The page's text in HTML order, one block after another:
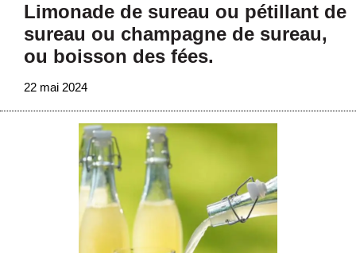
Limonade de sureau ou pétillant de
sureau ou champagne de sureau,
ou boisson des fées.
22 mai 2024